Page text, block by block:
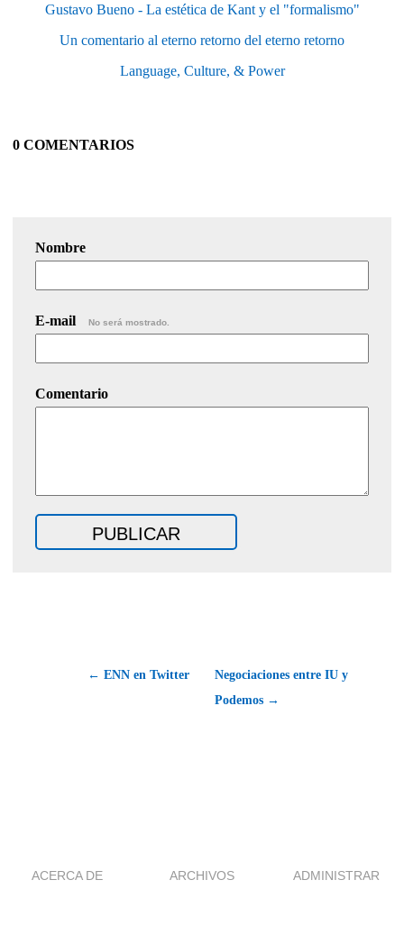
Gustavo Bueno - La estética de Kant y el "formalismo"
Un comentario al eterno retorno del eterno retorno
Language, Culture, & Power
0 COMENTARIOS
Nombre
E-mail No será mostrado.
Comentario
← ENN en Twitter
Negociaciones entre IU y
Podemos →
ACERCA DE ARCHIVOS ADMINISTRAR